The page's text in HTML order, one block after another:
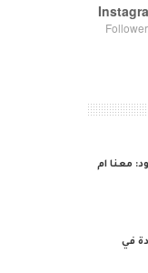
معنا ام
في